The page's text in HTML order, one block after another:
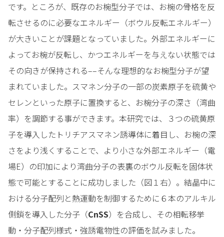
です。ところが、既存のお椀型分子では、お椀の骨格を反
転させるのに必要なエネルギー（ボウル反転エネルギー）
が大きいことが課題となっていました。外部エネルギーに
よってお椀が反転し、かつエネルギーを与えない状態では
その向きが保持される––そんな理想的なお椀型分子が望
まれていました。スマネン分子の一部の炭素原子を硫黄や
セレンといった原子に置換すると、お椀分子の深さ（湾曲
率）を調節する事ができます。本研究では、３つの硫黄原
子を導入したトリチアスマネン誘導体に着目し、お椀の深
さをより浅くすることで、より小さな外部エネルギー（電
場E）の印加により湾曲分子の表裏のボウル反転を固体状
態で可能とすることに成功しました（図１右）。結晶中に
おける分子配列と熱運動を制御するために６本のアルキル
側鎖を導入した分子（CnSS）を合成し、その相転移挙
動・分子配列様式・強誘電物性の評価を試みました。